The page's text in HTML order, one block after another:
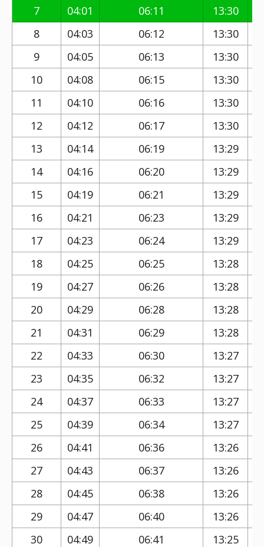
7 04:01 06:11 13:30
8
04:03 06:12 13:30
9
04:05 06:13 13:30
10
04:08 06:15 13:30
11
04:10 06:16 13:30
12
04:12 06:17 13:30
13
04:14 06:19 13:29
14
04:16 06:20 13:29
15
04:19 06:21 13:29
16
04:21 06:23 13:29
17
04:23 06:24 13:29
18
04:25 06:25 13:28
19
04:27 06:26 13:28
20
04:29 06:28 13:28
21
04:31 06:29 13:28
22
04:33 06:30 13:27
23
04:35 06:32 13:27
24
04:37 06:33 13:27
25
04:39 06:34 13:27
26
04:41 06:36 13:26
27
04:43 06:37 13:26
28
04:45 06:38 13:26
29
04:47 06:40 13:26
30
04:49 06:41 13:25